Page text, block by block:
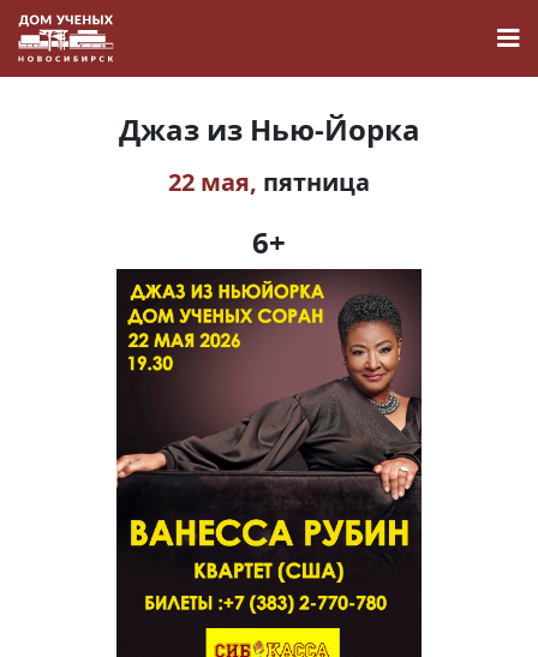
Наука
О Доме учёных
Виртуальный тур
Контакты
Вакансии
Джаз из Нью-Йорка
22 мая, пятница
6+